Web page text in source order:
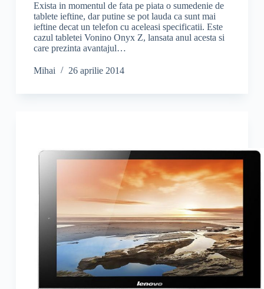
Exista in momentul de fata pe piata o sumedenie de
tablete ieftine, dar putine se pot lauda ca sunt mai
ieftine decat un telefon cu aceleasi specificatii. Este
cazul tabletei Vonino Onyx Z, lansata anul acesta si
care prezinta avantajul…
Mihai 26 aprilie 2014